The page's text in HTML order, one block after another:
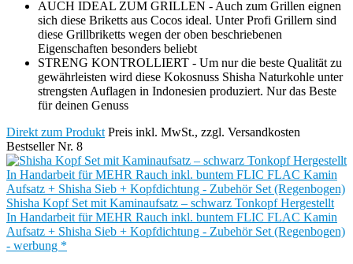
AUCH IDEAL ZUM GRILLEN - Auch zum Grillen eignen
sich diese Briketts aus Cocos ideal. Unter Profi Grillern sind
diese Grillbriketts wegen der oben beschriebenen
Eigenschaften besonders beliebt
STRENG KONTROLLIERT - Um nur die beste Qualität zu
gewährleisten wird diese Kokosnuss Shisha Naturkohle unter
strengsten Auflagen in Indonesien produziert. Nur das Beste
für deinen Genuss
Direkt zum Produkt Preis inkl. MwSt., zzgl. Versandkosten
Bestseller Nr. 8
Shisha Kopf Set mit Kaminaufsatz – schwarz Tonkopf Hergestellt
In Handarbeit für MEHR Rauch inkl. buntem FLIC FLAC Kamin
Aufsatz + Shisha Sieb + Kopfdichtung - Zubehör Set (Regenbogen)
- werbung *